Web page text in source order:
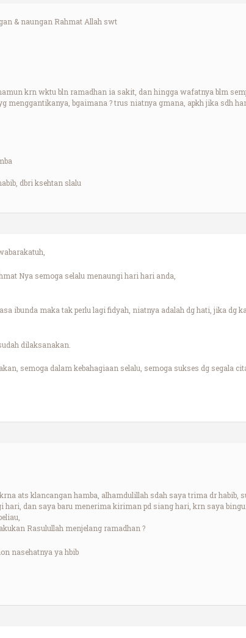
& naungan Rahmat Allah swt
krn wktu bln ramadhan ia sakit, dan hingga wafatnya blm
menggantikanya, bgaimana ? trus niatnya gmana, apkh jika sdh
dbri ksehtan slalu
Nya semoga selalu menaungi hari hari anda,
ibunda maka tak perlu lagi fidyah, niatnya adalah dg hati, jika dg
dilaksanakan.
semoga dalam kebahagiaan selalu, semoga sukses dg segala
ats klancangan hamba, alhamdulillah sdah saya trima dr habib,
hari, dan saya baru menerima kiriman pd siang hari, krn saya
Rasulullah menjelang ramadhan ?
nasehatnya ya hbib